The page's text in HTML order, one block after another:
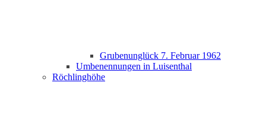
Grubenunglück 7. Februar 1962
Umbenennungen in Luisenthal
Röchlinghöhe